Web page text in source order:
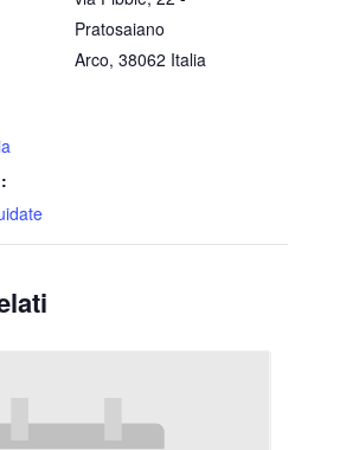
Pratosaiano
Arco, 38062 Italia